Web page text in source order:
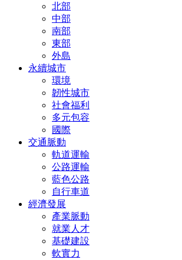
北部
中部
南部
東部
外島
永續城市
環境
韌性城市
社會福利
多元包容
國際
交通脈動
軌道運輸
公路運輸
藍色公路
自行車道
經濟發展
產業脈動
就業人才
基礎建設
軟實力